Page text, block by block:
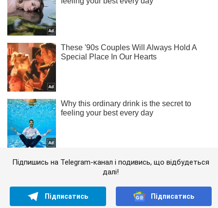
Підпишись на Telegram-канал і подивись, що відбудеться
далі!
Підписатись Підписатись